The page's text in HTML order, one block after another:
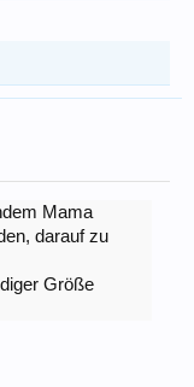
Mama
darauf zu
Größe